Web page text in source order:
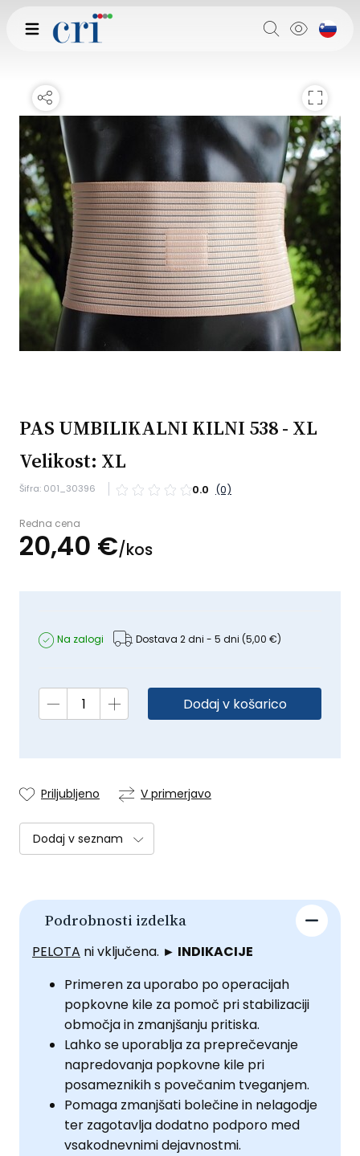
PAS UMBILIKALNI KILNI 538 - XL
Velikost: XL
Šifra: 001_30396 0.0 (0)
Redna cena
20,40 €/kos
Na zalogi Dostava 2 dni - 5 dni (5,00 €)
Dodaj v košarico
Priljubljeno V primerjavo
Dodaj v seznam
Podrobnosti izdelka
PELOTA ni vključena. ► INDIKACIJE
Primeren za uporabo po operacijah
popkovne kile za pomoč pri stabilizaciji
območja in zmanjšanju pritiska.
Lahko se uporablja za preprečevanje
napredovanja popkovne kile pri
posameznikih s povečanim tveganjem.
Pomaga zmanjšati bolečine in nelagodje
ter zagotavlja dodatno podporo med
vsakodnevnimi dejavnostmi.